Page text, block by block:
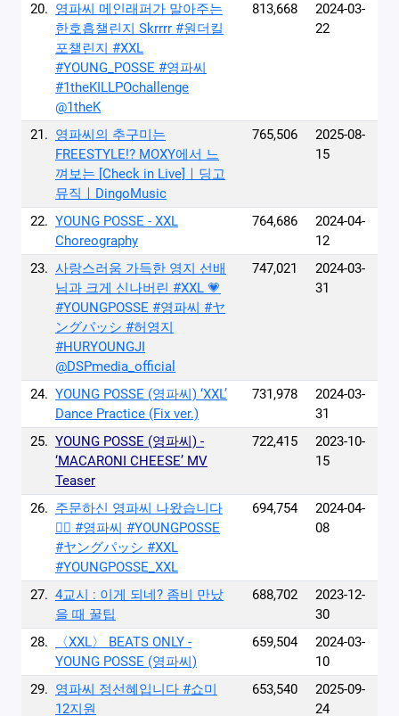
20. 영파씨 메인래퍼가 말아주는
한호흡챌린지 Skrrrr #원더킬
포챌린지 #XXL
#YOUNG_POSSE #영파씨
#1theKILLPOchallenge
@1theK
813,668
2024-03-
22
21. 영파씨의 추구미는
FREESTYLE!? MOXY에서 느
껴보는 [Check in Live]ㅣ딩고
뮤직ㅣDingoMusic
765,506
2025-08-
15
22. YOUNG POSSE - XXL
Choreography
764,686
2024-04-
12
23. 사랑스러움 가득한 영지 선배
님과 크게 신나버린 #XXL 💗
#YOUNGPOSSE #영파씨 #ヤ
ングパッシ #허영지
#HURYOUNGJI
@DSPmedia_official
747,021
2024-03-
31
24. YOUNG POSSE (영파씨) ‘XXL’
Dance Practice (Fix ver.)
731,978
2024-03-
31
25. YOUNG POSSE (영파씨) -
‘MACARONI CHEESE’ MV
Teaser
722,415
2023-10-
15
26. 주문하신 영파씨 나왔습니다
🙋‍♀️ #영파씨 #YOUNGPOSSE
#ヤングパッシ #XXL
#YOUNGPOSSE_XXL
694,754
2024-04-
08
27. 4교시 : 이게 되네? 좀비 만났
을 때 꿀팁
688,702
2023-12-
30
28.
〈XXL〉 BEATS ONLY -
YOUNG POSSE (영파씨)
659,504
2024-03-
10
29. 영파씨 정선혜입니다 #쇼미
12지원
653,540
2025-09-
24